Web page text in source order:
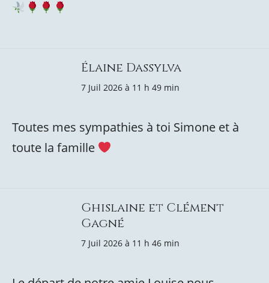
Élaine Dassylva
7 Juil 2026 à 11 h 49 min
Toutes mes sympathies à toi Simone et à
toute la famille
Ghislaine et Clément
Gagné
7 Juil 2026 à 11 h 46 min